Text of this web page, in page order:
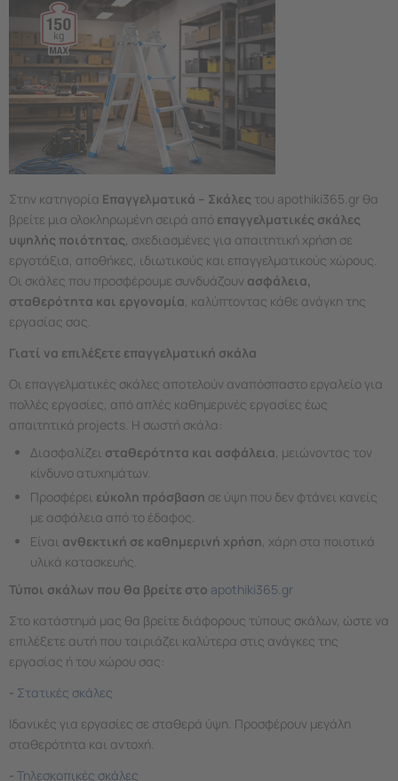
Στην κατηγορία Επαγγελματικά – Σκάλες του apothiki365.gr θα
βρείτε μια ολοκληρωμένη σειρά από επαγγελματικές σκάλες
υψηλής ποιότητας, σχεδιασμένες για απαιτητική χρήση σε
εργοτάξια, αποθήκες, ιδιωτικούς και επαγγελματικούς χώρους.
Οι σκάλες που προσφέρουμε συνδυάζουν ασφάλεια,
σταθερότητα και εργονομία, καλύπτοντας κάθε ανάγκη της
εργασίας σας.
Γιατί να επιλέξετε επαγγελματική σκάλα
Οι επαγγελματικές σκάλες αποτελούν αναπόσπαστο εργαλείο για
πολλές εργασίες, από απλές καθημερινές εργασίες έως
απαιτητικά projects. Η σωστή σκάλα:
Διασφαλίζει σταθερότητα και ασφάλεια, μειώνοντας τον
κίνδυνο ατυχημάτων.
Προσφέρει εύκολη πρόσβαση σε ύψη που δεν φτάνει κανείς
με ασφάλεια από το έδαφος.
Είναι ανθεκτική σε καθημερινή χρήση, χάρη στα ποιοτικά
υλικά κατασκευής.
Τύποι σκάλων που θα βρείτε στο apothiki365.gr
Στο κατάστημά μας θα βρείτε διάφορους τύπους σκάλων, ώστε να
επιλέξετε αυτή που ταιριάζει καλύτερα στις ανάγκες της
εργασίας ή του χώρου σας:
- Στατικές σκάλες
Ιδανικές για εργασίες σε σταθερά ύψη. Προσφέρουν μεγάλη
σταθερότητα και αντοχή.
- Τηλεσκοπικές σκάλες